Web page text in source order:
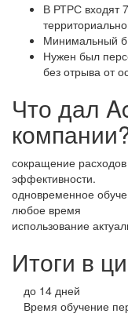
В РТРС входят
Минимальный
Нужен был
без отрыва от
Что дал
сокращение
эффективности.
одновременное
любое время
использование
Итоги в
до 14 дней
Время обучение